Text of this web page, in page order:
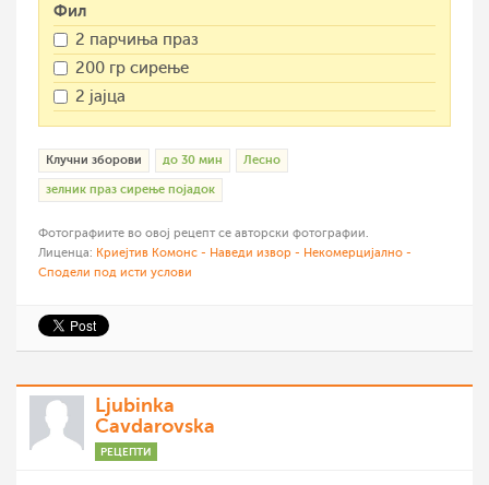
Фил
2 парчиња праз
200 гр сирење
2 јајца
Клучни зборови до 30 мин Лесно
зелник праз сирење појадок
Фотографиите во овој рецепт се авторски фотографии.
Лиценца: Криејтив Комонс - Наведи извор - Некомерцијално -
Сподели под исти услови
Ljubinka
Cavdarovska
РЕЦЕПТИ